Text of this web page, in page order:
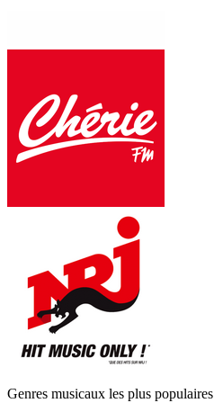
Genres musicaux les plus populaires